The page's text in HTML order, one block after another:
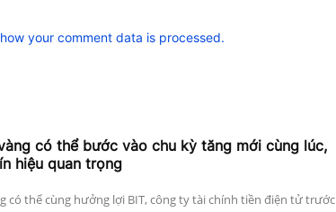
your comment data is processed.
có thể bước vào chu kỳ tăng mới cùng lúc,
hiệu quan trọng
có thể cùng hưởng lợi BIT, công ty tài chính tiền điện tử trước